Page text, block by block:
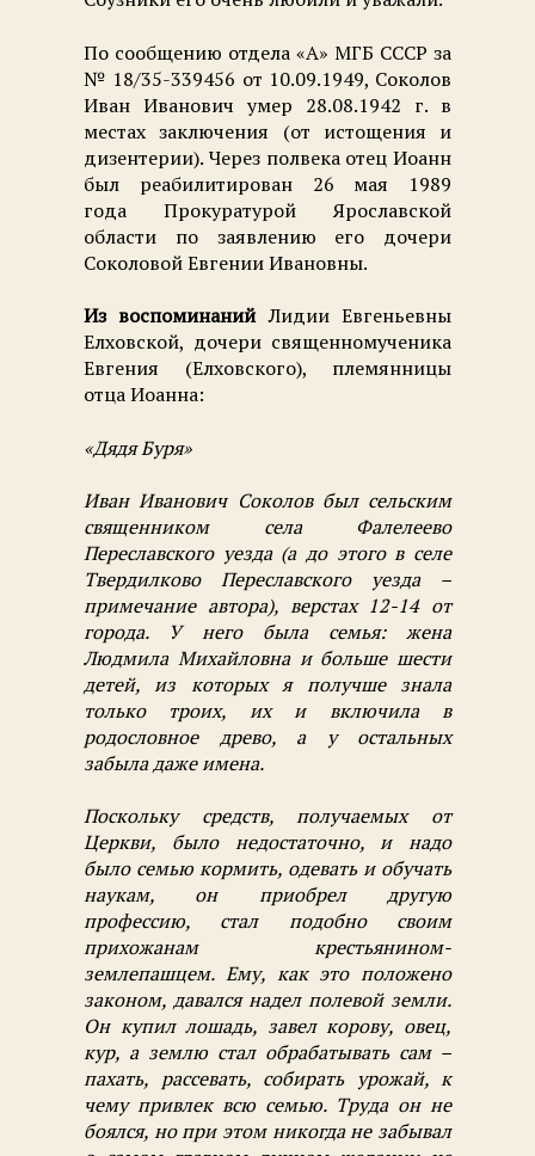
По сообщению отдела «А» МГБ СССР за
№ 18/35-339456 от 10.09.1949, Соколов
Иван Иванович умер 28.08.1942 г. в
местах заключения (от истощения и
дизентерии). Через полвека отец Иоанн
был реабилитирован 26 мая 1989
года Прокуратурой Ярославской
области по заявлению его дочери
Соколовой Евгении Ивановны.
Из воспоминанийЛидии Евгеньевны
Елховской, дочери священномученика
Евгения (Елховского), племянницы
отца Иоанна:
«Дядя Буря»
Иван Иванович Соколов был сельским
священником села Фалелеево
Переславского уезда (а до этого в селе
Твердилково Переславского уезда –
примечание автора), верстах 12-14 от
города. У него была семья: жена
Людмила Михайловна и больше шести
детей, из которых я получше знала
только троих, их и включила в
родословное древо, а у остальных
забыла даже имена.
Поскольку средств, получаемых от
Церкви, было недостаточно, и надо
было семью кормить, одевать и обучать
наукам, он приобрел другую
профессию, стал подобно своим
прихожанам крестьянином-
землепашцем. Ему, как это положено
законом, давался надел полевой земли.
Он купил лошадь, завел корову, овец,
кур, а землю стал обрабатывать сам –
пахать, рассевать, собирать урожай, к
чему привлек всю семью. Труда он не
боялся, но при этом никогда не забывал